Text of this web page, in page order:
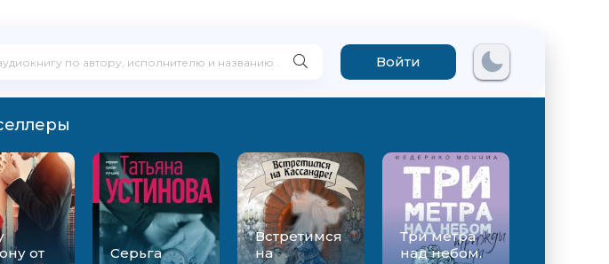
Войти
от
Серьга
Встретимся
на
Три метра
над небом.